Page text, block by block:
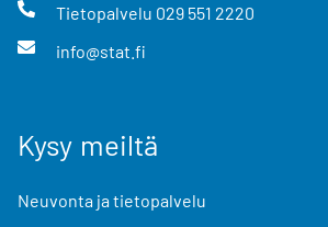
Tietopalvelu 029 551 2220
info@stat.fi
Kysy meiltä
Neuvonta ja tietopalvelu